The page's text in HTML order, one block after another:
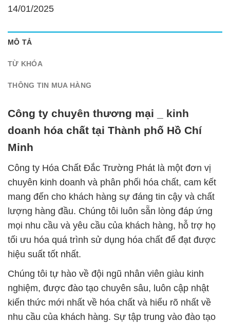
14/01/2025
MÔ TẢ
TỪ KHÓA
THÔNG TIN MUA HÀNG
Công ty chuyên thương mại _ kinh
doanh hóa chất tại Thành phố Hồ Chí
Minh
Công ty Hóa Chất Đắc Trường Phát là một đơn vị
chuyên kinh doanh và phân phối hóa chất, cam kết
mang đến cho khách hàng sự đáng tin cậy và chất
lượng hàng đầu. Chúng tôi luôn sẵn lòng đáp ứng
mọi nhu cầu và yêu cầu của khách hàng, hỗ trợ họ
tối ưu hóa quá trình sử dụng hóa chất để đạt được
hiệu suất tốt nhất.
Chúng tôi tự hào về đội ngũ nhân viên giàu kinh
nghiệm, được đào tạo chuyên sâu, luôn cập nhật
kiến thức mới nhất về hóa chất và hiểu rõ nhất về
nhu cầu của khách hàng. Sự tập trung vào đào tạo